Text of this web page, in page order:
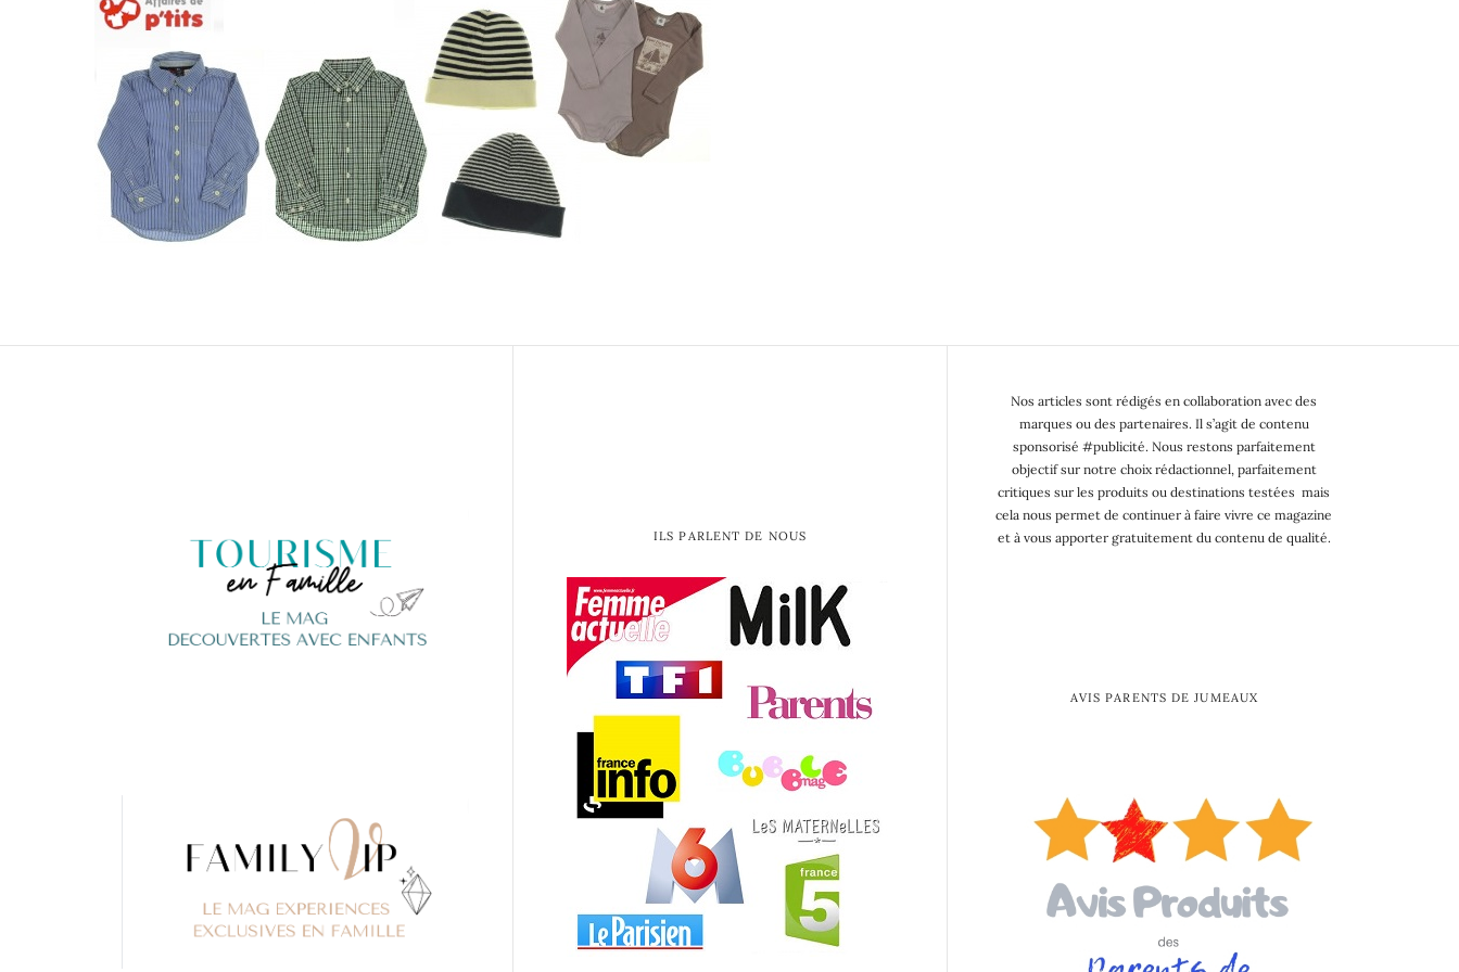
ILS PARLENT DE NOUS
Nos articles sont rédigés en collaboration avec des
marques ou des partenaires. Il s’agit de contenu
sponsorisé #publicité. Nous restons parfaitement
objectif sur notre choix rédactionnel, parfaitement
critiques sur les produits ou destinations testées mais
cela nous permet de continuer à faire vivre ce magazine
et à vous apporter gratuitement du contenu de qualité.
AVIS PARENTS DE JUMEAUX